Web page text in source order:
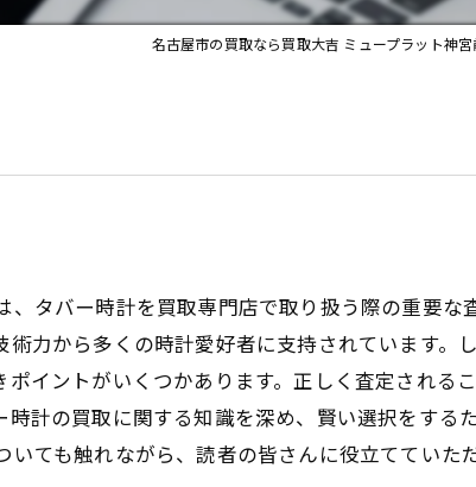
名古屋市の買取なら買取大吉 ミュープラット神宮
タバー時計を買取専門店で取り扱う際の重要な
力から多くの時計愛好者に支持されています。
イントがいくつかあります。正しく査定される
計の買取に関する知識を深め、賢い選択をする
ても触れながら、読者の皆さんに役立てていた